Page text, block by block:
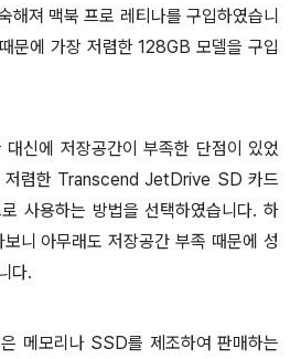
해져 맥북 프로 레티나를 구입하였습니
문에 가장 저렴한 128GB 모델을 구입
신에 저장공간이 부족한 단점이 있었
저렴한 Transcend JetDrive SD 카드
사용하는 방법을 선택하였습니다. 하
니 아무래도 저장공간 부족 때문에 성
다.
메모리나 SSD를 제조하여 판매하는